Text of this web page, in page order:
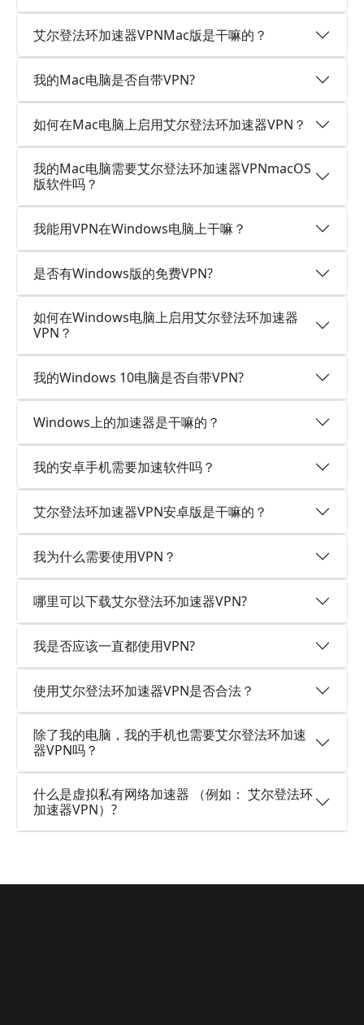
艾尔登法环加速器VPNMac版是干嘛的？
我的Mac电脑是否自带VPN?
如何在Mac电脑上启用艾尔登法环加速器VPN？
我的Mac电脑需要艾尔登法环加速器VPNmacOS
版软件吗？
我能用VPN在Windows电脑上干嘛？
是否有Windows版的免费VPN?
如何在Windows电脑上启用艾尔登法环加速器
VPN？
我的Windows 10电脑是否自带VPN?
Windows上的加速器是干嘛的？
我的安卓手机需要加速软件吗？
艾尔登法环加速器VPN安卓版是干嘛的？
我为什么需要使用VPN？
哪里可以下载艾尔登法环加速器VPN?
我是否应该一直都使用VPN?
使用艾尔登法环加速器VPN是否合法？
除了我的电脑，我的手机也需要艾尔登法环加速
器VPN吗？
什么是虚拟私有网络加速器 （例如： 艾尔登法环
加速器VPN）?